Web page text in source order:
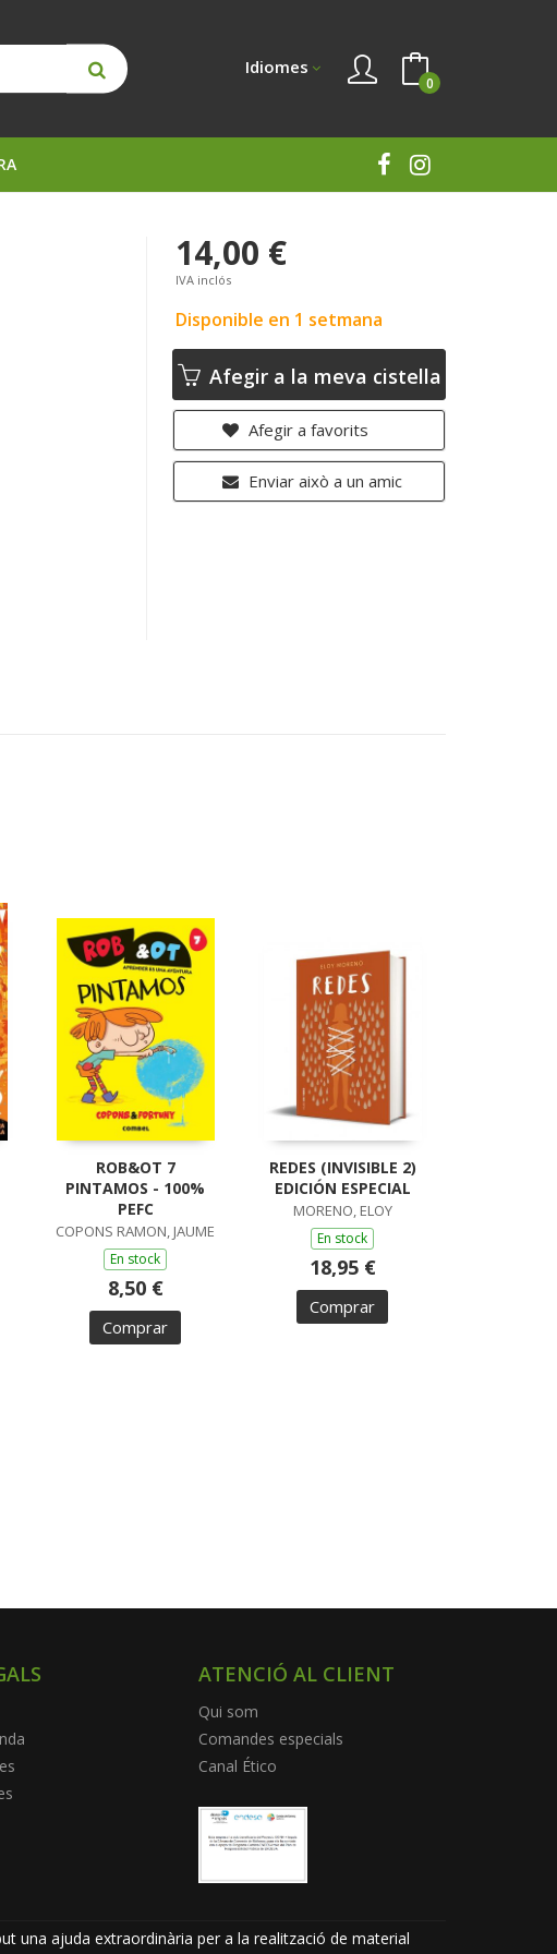
Idiomes
0
14,00 €
IVA inclós
Disponible en 1 setmana
Afegir a la meva cistella
Afegir a favorits
Enviar això a un amic
ROB&OT 7
PINTAMOS - 100%
PEFC
COPONS RAMON, JAUME
En stock
8,50 €
Comprar
REDES (INVISIBLE 2)
EDICIÓN ESPECIAL
MORENO, ELOY
En stock
18,95 €
Comprar
ATENCIÓ AL CLIENT
Qui som
Comandes especials
Canal Ético
una ajuda extraordinària per a la realització de material